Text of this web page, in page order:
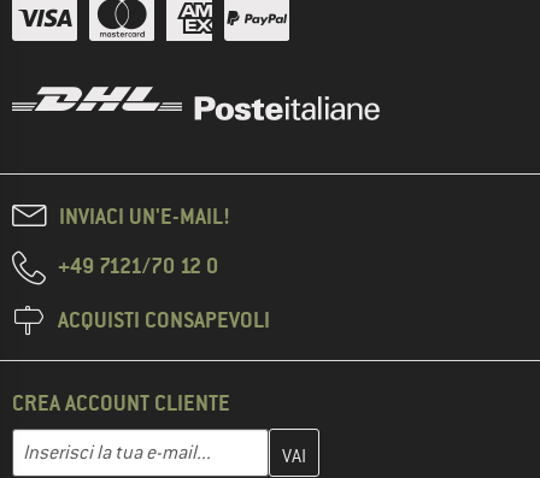
INVIACI UN'E-MAIL!
+49 7121/70 12 0
ACQUISTI CONSAPEVOLI
CREA ACCOUNT CLIENTE
Indirizzo e-mail
Inserisci qui il tuo indirizzo e-mail e crea il tuo account cliente